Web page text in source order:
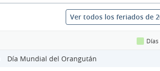
Ver todos los feriados de
Días
Día Mundial del Orangután